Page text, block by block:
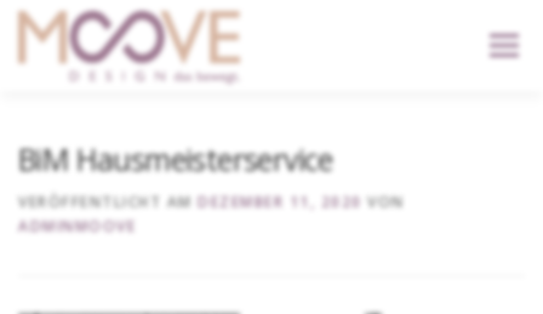
content
Menü
KONTAKT
BiM Hausmeisterservice
VERÖFFENTLICHT AM DEZEMBER 11, 2020 VON
ADMINMOOVE